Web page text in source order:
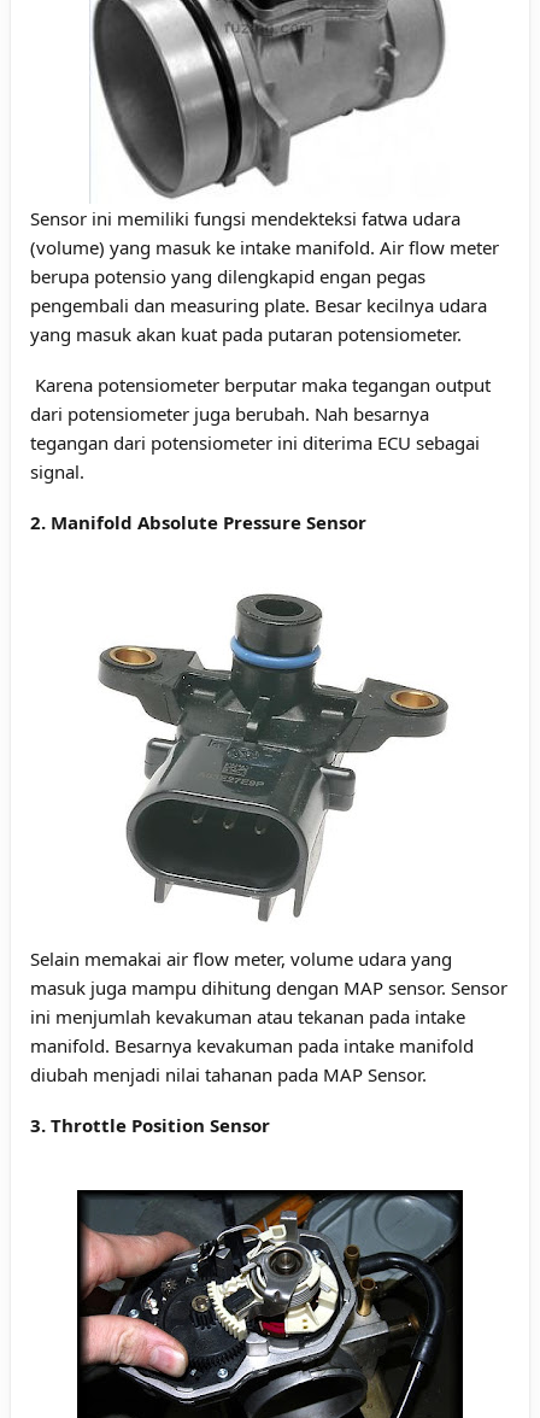
Sensor ini memiliki fungsi mendekteksi fatwa udara
(volume) yang masuk ke intake manifold. Air flow meter
berupa potensio yang dilengkapid engan pegas
pengembali dan measuring plate. Besar kecilnya udara
yang masuk akan kuat pada putaran potensiometer.
Karena potensiometer berputar maka tegangan output
dari potensiometer juga berubah. Nah besarnya
tegangan dari potensiometer ini diterima ECU sebagai
signal.
2. Manifold Absolute Pressure Sensor
Selain memakai air flow meter, volume udara yang
masuk juga mampu dihitung dengan MAP sensor. Sensor
ini menjumlah kevakuman atau tekanan pada intake
manifold. Besarnya kevakuman pada intake manifold
diubah menjadi nilai tahanan pada MAP Sensor.
3. Throttle Position Sensor